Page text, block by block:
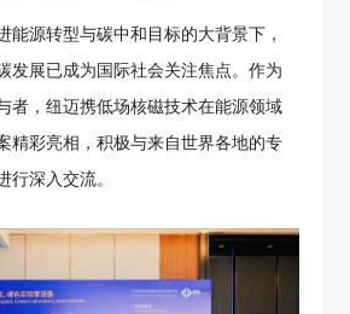
能源转型与碳中和目标的大背景下，
发展已成为国际社会关注焦点。作为
者，纽迈携低场核磁技术在能源领域
精彩亮相，积极与来自世界各地的专
行深入交流。